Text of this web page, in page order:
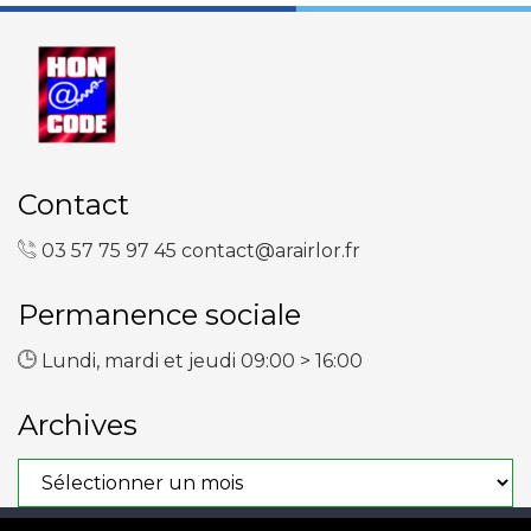
Contact
03 57 75 97 45 contact@arairlor.fr
Permanence sociale
Lundi, mardi et jeudi 09:00 > 16:00
Archives
Archives